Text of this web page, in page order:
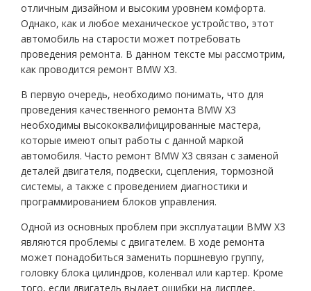
отличным дизайном и высоким уровнем комфорта.
Однако, как и любое механическое устройство, этот
автомобиль на старости может потребовать
проведения ремонта. В данном тексте мы рассмотрим,
как проводится ремонт BMW X3.
В первую очередь, необходимо понимать, что для
проведения качественного ремонта BMW X3
необходимы высококвалифицированные мастера,
которые имеют опыт работы с данной маркой
автомобиля. Часто ремонт BMW X3 связан с заменой
деталей двигателя, подвески, сцепления, тормозной
системы, а также с проведением диагностики и
программированием блоков управления.
Одной из основных проблем при эксплуатации BMW X3
являются проблемы с двигателем. В ходе ремонта
может понадобиться заменить поршневую группу,
головку блока цилиндров, коленвал или картер. Кроме
того, если двигатель выдает ошибки на дисплее,